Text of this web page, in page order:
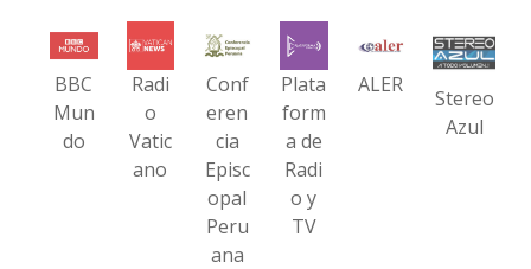
BBC
Mun
do
Radi
o
Vatic
ano
Conf
eren
cia
Episc
opal
Peru
ana
Plata
form
a de
Radi
o y
TV
ALER
Stereo
Azul